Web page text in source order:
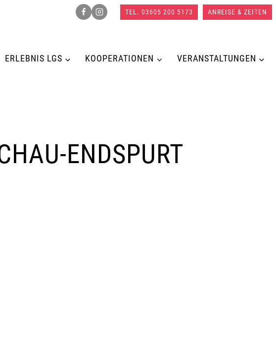
TEL. 03605 200 5173 ANREISE & ZEITEN
ERLEBNIS LGS KOOPERATIONEN VERANSTALTUNGEN
ENDSPURT